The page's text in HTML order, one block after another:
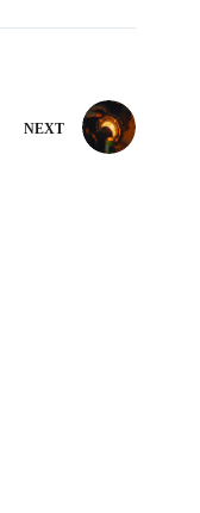
NEXT